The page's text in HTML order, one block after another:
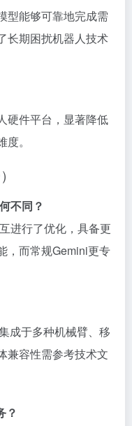
型能够可靠地完成需
长期困扰机器人技术
硬件平台，显著降低
。
不同？
进行了优化，具备更
，而常规Gemini更专
成于多种机械臂、移
兼容性需参考技术文
？